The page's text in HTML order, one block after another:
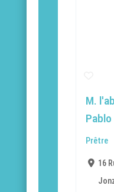
M.
Pablo
Prêtre
16